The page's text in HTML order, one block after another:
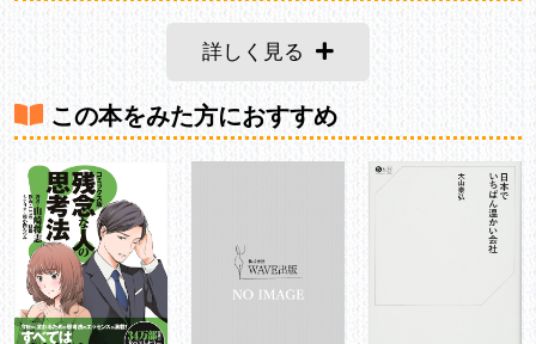
詳しく見る
この本をみた方におすすめ